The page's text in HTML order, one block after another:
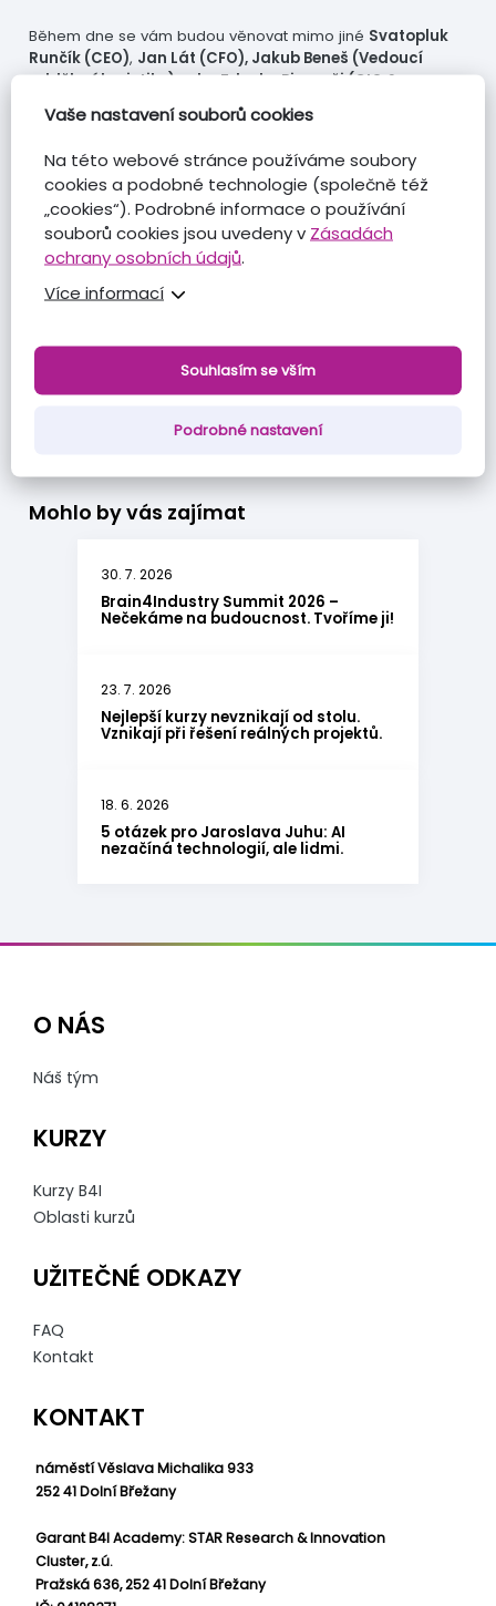
Během dne se vám budou věnovat mimo jiné Svatopluk
Runčík (CEO), Jan Lát (CFO), Jakub Beneš (Vedoucí
oddělení logistiky) nebo Zdenko Piovarči (CIO &
Strategie).
Kateřina Brejchová |
Event & Education Manager | brejchova@star-cluster.cz |
721 836 394.
Mohlo by vás zajímat
30. 7. 2026
Brain4Industry Summit 2026 –
Nečekáme na budoucnost. Tvoříme ji!
23. 7. 2026
Nejlepší kurzy nevznikají od stolu.
Vznikají při řešení reálných projektů.
18. 6. 2026
5 otázek pro Jaroslava Juhu: AI
nezačíná technologií, ale lidmi.
O NÁS
Náš tým
KURZY
Kurzy B4I
Oblasti kurzů
UŽITEČNÉ ODKAZY
FAQ
Kontakt
KONTAKT
náměstí Věslava Michalika 933
252 41 Dolní Břežany
Garant B4I Academy: STAR Research & Innovation
Cluster, z.ú.
Pražská 636, 252 41 Dolní Břežany
Vaše nastavení souborů cookies
Na této webové stránce používáme soubory
cookies a podobné technologie (společně též
„cookies“). Podrobné informace o používání
souborů cookies jsou uvedeny v Zásadách
ochrany osobních údajů.
Více informací
Souhlasím se vším
Podrobné nastavení